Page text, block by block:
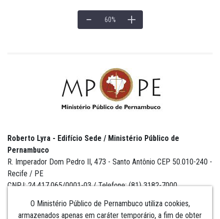
60%
O Ministério Público de Pernambuco utiliza cookies,
armazenados apenas em caráter temporário, a fim de obter
Roberto Lyra - Edifício Sede / Ministério Público de
Pernambuco
R. Imperador Dom Pedro II, 473 - Santo Antônio CEP 50.010-240 -
Recife / PE
CNPJ: 24.417.065/0001-03 / Telefone: (81) 3182-7000